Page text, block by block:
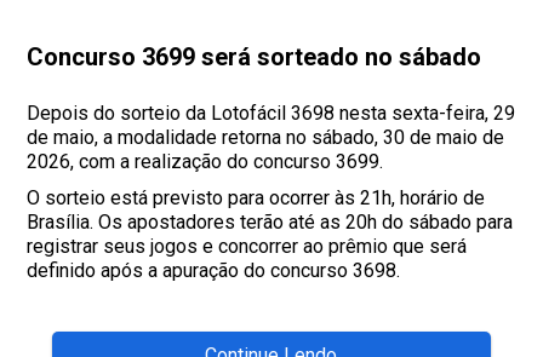
Concurso 3699 será sorteado no sábado
Depois do sorteio da Lotofácil 3698 nesta sexta-feira, 29
de maio, a modalidade retorna no sábado, 30 de maio de
2026, com a realização do concurso 3699.
O sorteio está previsto para ocorrer às 21h, horário de
Brasília. Os apostadores terão até as 20h do sábado para
registrar seus jogos e concorrer ao prêmio que será
definido após a apuração do concurso 3698.